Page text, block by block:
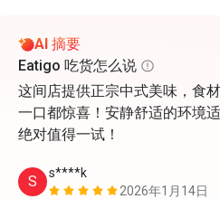
AI 摘要
Eatigo 吃货怎么说
这间店提供正宗中式美味，食
一口都惊喜！安静舒适的环境
绝对值得一试！
S
s****k
2026年1月14日